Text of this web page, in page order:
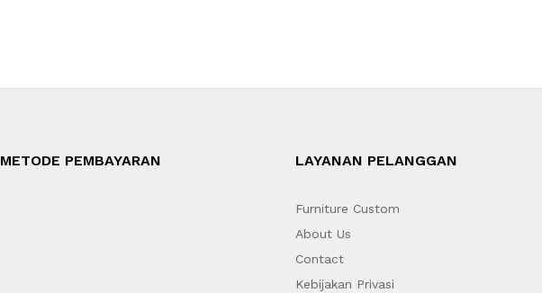
METODE PEMBAYARAN LAYANAN PELANGGAN
Furniture Custom
About Us
Contact
Kebijakan Privasi